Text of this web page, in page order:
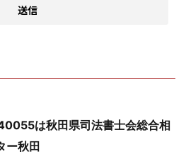
は秋田県司法書士会総合相
ー秋田